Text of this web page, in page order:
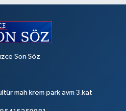
Son Söz
mah krem park avm 3.kat